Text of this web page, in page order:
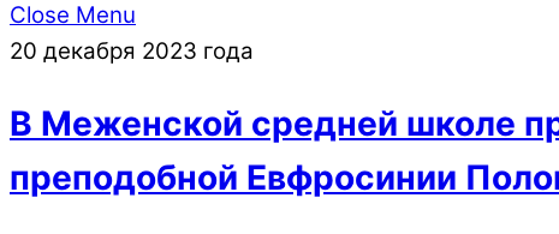
Close Menu
20 декабря 2023 года
В Меженской средней школе
преподобной Евфросинии